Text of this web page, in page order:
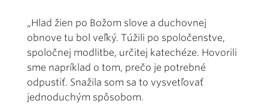
„Hlad žien po Božom slove a duchovnej
obnove tu bol veľký. Túžili po spoločenstve,
spoločnej modlitbe, určitej katechéze. Hovorili
sme napríklad o tom, prečo je potrebné
odpustiť. Snažila som sa to vysvetľovať
jednoduchým spôsobom.